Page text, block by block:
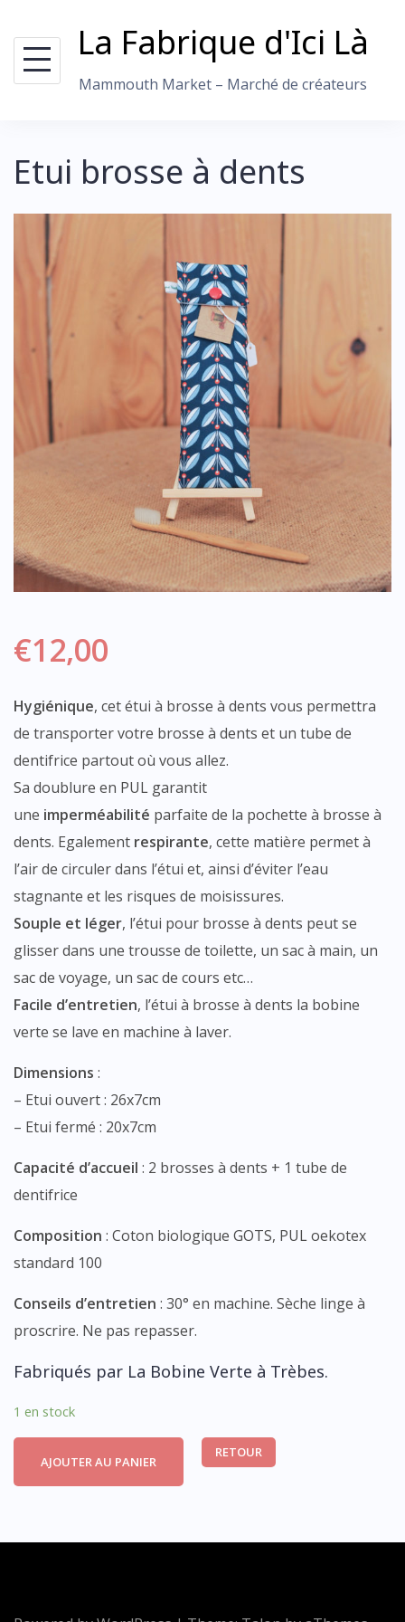
to
content
La Fabrique d'Ici Là
Mammouth Market – Marché de créateurs
Etui brosse à dents
€12,00
Hygiénique, cet étui à brosse à dents vous permettra
de transporter votre brosse à dents et un tube de
dentifrice partout où vous allez.
Sa doublure en PUL garantit
une imperméabilité parfaite de la pochette à brosse à
dents. Egalement respirante, cette matière permet à
l’air de circuler dans l’étui et, ainsi d’éviter l’eau
stagnante et les risques de moisissures.
Souple et léger, l’étui pour brosse à dents peut se
glisser dans une trousse de toilette, un sac à main, un
sac de voyage, un sac de cours etc…
Facile d’entretien, l’étui à brosse à dents la bobine
verte se lave en machine à laver.
Dimensions :
– Etui ouvert : 26x7cm
– Etui fermé : 20x7cm
Capacité d’accueil : 2 brosses à dents + 1 tube de
dentifrice
Composition : Coton biologique GOTS, PUL oekotex
standard 100
Conseils d’entretien : 30° en machine. Sèche linge à
proscrire. Ne pas repasser.
Fabriqués par La Bobine Verte à Trèbes.
1 en stock
AJOUTER AU PANIER
RETOUR